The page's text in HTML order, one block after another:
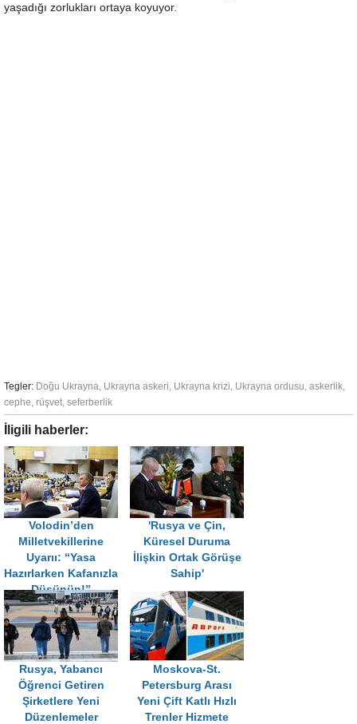
yaşadığı zorlukları ortaya koyuyor.
Tegler: Doğu Ukrayna, Ukrayna askeri, Ukrayna krizi, Ukrayna ordusu, askerlik,
cephe, rüşvet, seferberlik
İligili haberler:
Volodin’den
Milletvekillerine
Uyarıı: “Yasa
Hazırlarken Kafanızla
Düşünün!”
'Rusya ve Çin,
Küresel Duruma
İlişkin Ortak Görüşe
Sahip'
Rusya, Yabancı
Öğrenci Getiren
Şirketlere Yeni
Düzenlemeler
Moskova-St.
Petersburg Arası
Yeni Çift Katlı Hızlı
Trenler Hizmete